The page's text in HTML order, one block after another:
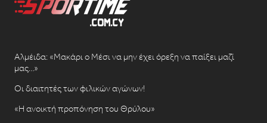
Αλμέιδα: «Μακάρι ο Μέσι να μην έχει όρεξη να παίξει μαζί
μας…»
Οι διαιτητές των φιλικών αγώνων!
«Η ανοικτή προπόνηση του Θρύλου»